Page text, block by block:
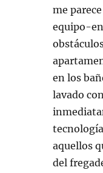
me
equipo-
en los
lavado
aquellos
del